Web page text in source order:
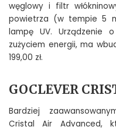
węglowy i filtr
powietrza (w tempie 5
lampę UV. Urządzenie
zużyciem energii, ma
199,00 zł.
GOCLEVER
Bardziej
Cristal Air Advanced,